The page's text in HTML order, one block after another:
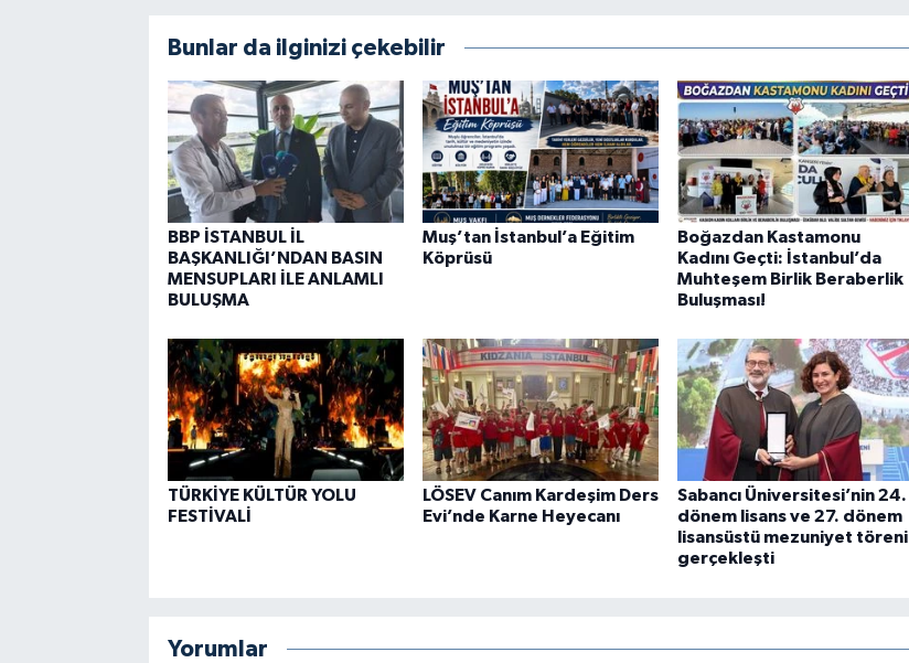
Bunlar da ilginizi çekebilir
BBP İSTANBUL İL
BAŞKANLIĞI’NDAN BASIN
MENSUPLARI İLE ANLAMLI
BULUŞMA
Muş’tan İstanbul’a Eğitim
Köprüsü
Boğazdan Kastamonu
Kadını Geçti: İstanbul’da
Muhteşem Birlik Beraberlik
Buluşması!
TÜRKİYE KÜLTÜR YOLU
FESTİVALİ
LÖSEV Canım Kardeşim Ders
Evi’nde Karne Heyecanı
Sabancı Üniversitesi’nin 24.
dönem lisans ve 27. dönem
lisansüstü mezuniyet töreni
gerçekleşti
Yorumlar